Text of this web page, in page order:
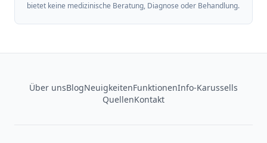
bietet keine medizinische Beratung, Diagnose oder Behandlung.
Über unsBlogNeuigkeitenFunktionenInfo-Karussells
QuellenKontakt